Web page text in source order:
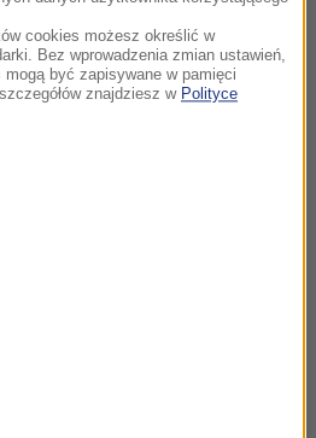
od RMF24?dodaj w
cookies możesz określić w
Bez wprowadzenia zmian ustawień,
być zapisywane w pamięci
znajdziesz w Polityce